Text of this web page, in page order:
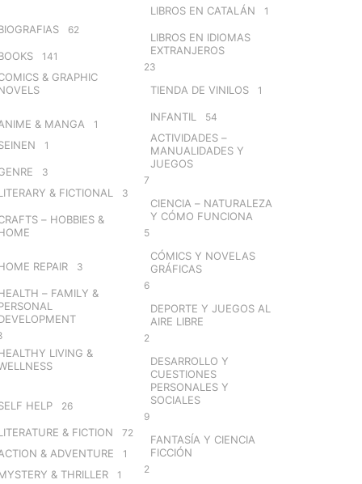
62
141
& GRAPHIC
& MANGA 1
1
3
& FICTIONAL 3
– HOBBIES &
REPAIR 3
– FAMILY &
LIVING &
HELP 26
& FICTION 72
& ADVENTURE 1
& THRILLER 1
LIBROS EN CATALÁN 1
LIBROS EN IDIOMAS
EXTRANJEROS
23
TIENDA DE VINILOS 1
INFANTIL 54
ACTIVIDADES –
MANUALIDADES Y
JUEGOS
7
CIENCIA – NATURALEZA
Y CÓMO FUNCIONA
5
CÓMICS Y NOVELAS
GRÁFICAS
6
DEPORTE Y JUEGOS AL
AIRE LIBRE
2
DESARROLLO Y
CUESTIONES
PERSONALES Y
SOCIALES
9
FANTASÍA Y CIENCIA
FICCIÓN
2